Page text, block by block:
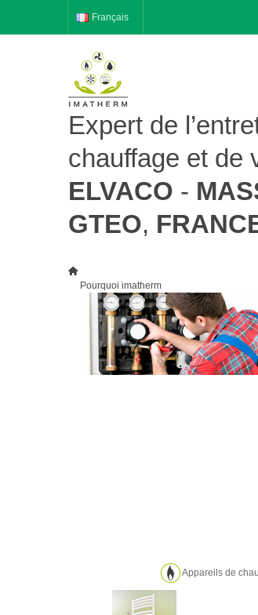
Français
Expert de
chauffage et de
ELVACO -
GTEO,
Pourquoi imatherm
Appareils de